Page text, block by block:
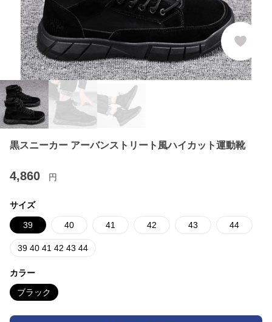
黒スニーカー アーバンストリート風ハイカット運動靴
4,860 円
サイズ
39 40 41 42 43 44
39 40 41 42 43 44
カラー
ブラック